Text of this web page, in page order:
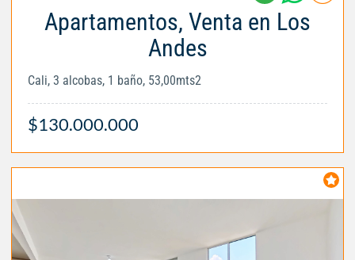
Apartamentos, Venta en Los
Andes
Cali, 3 alcobas, 1 baño, 53,00mts2
$130.000.000